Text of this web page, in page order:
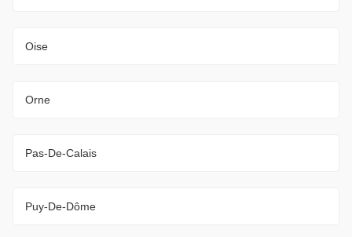
Oise
Orne
Pas-De-Calais
Puy-De-Dôme